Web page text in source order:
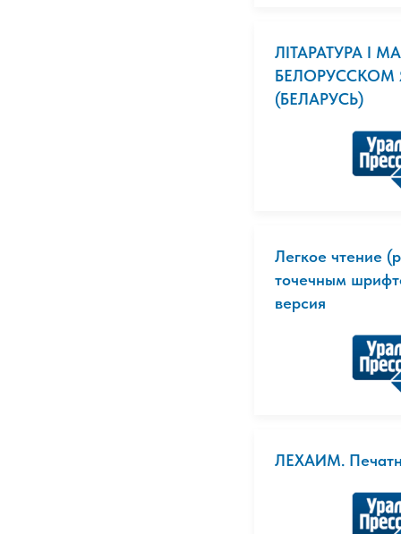
ЛIТАРАТУРА I
БЕЛОРУССКОМ
(БЕЛАРУСЬ)
Легкое чтение
точечным
версия
ЛЕХАИМ.